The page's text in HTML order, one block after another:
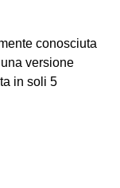
conosciuta
versione
in soli 5